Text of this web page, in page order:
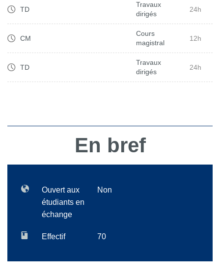
TD
Travaux
dirigés
24h
CM
Cours
magistral
12h
TD
Travaux
dirigés
24h
En bref
Ouvert aux
étudiants en
échange
Non
Effectif 70